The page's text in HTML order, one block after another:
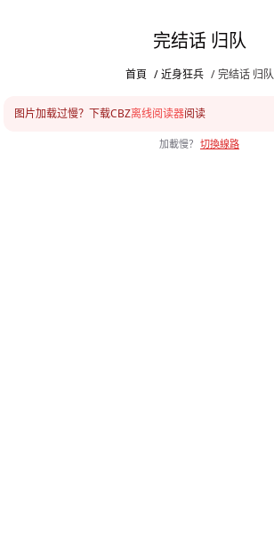
完结话 归队
首頁 / 近身狂兵 / 完结话 归队
图片加载过慢？下载CBZ离线阅读器阅读
加載慢？ 切換線路